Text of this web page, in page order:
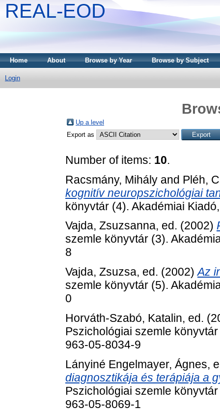
REAL-EOD
Home About Browse by Year Browse by Subject
Login
Up a level
Export as
Number of items: 10.
Racsmány, Mihály and Pléh,
kognitív neuropszichológiai
könyvtár (4). Akadémiai
Vajda, Zsuzsanna, ed. (2002)
szemle könyvtár (3).
8
Vajda, Zsuzsa, ed. (2002)Az
szemle könyvtár (5).
0
Horváth-Szabó, Katalin, ed.
Pszichológiai szemle
963-05-8034-9
Lányiné Engelmayer, Ágnes,
diagnosztikája és terápiája a
Pszichológiai szemle
963-05-8069-1